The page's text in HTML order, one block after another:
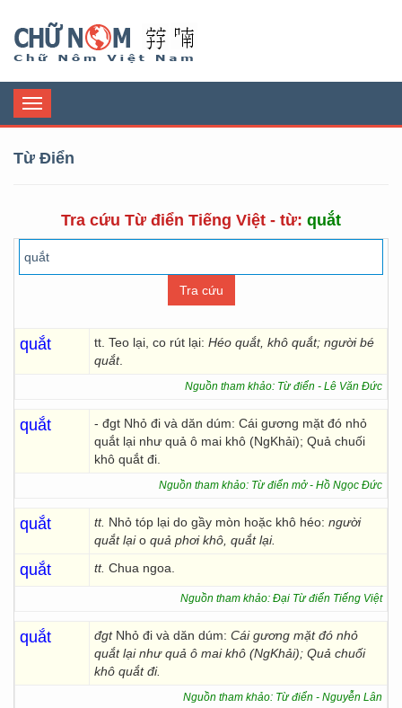
Toggle
navigation
Từ Điển
Tra cứu Từ điển Tiếng Việt - từ: quắt
quắt tt. Teo lại, co rút lại: Héo quắt, khô quắt; người bé
quắt.
Nguồn tham khảo: Từ điển - Lê Văn Đức
quắt
- đgt Nhỏ đi và dăn dúm: Cái gương mặt đó nhỏ
quắt lại như quả ô mai khô (NgKhải); Quả chuối
khô quắt đi.
Nguồn tham khảo: Từ điển mở - Hồ Ngọc Đức
quắt tt. Nhỏ tóp lại do gầy mòn hoặc khô héo: người
quắt lạio quả phơi khô, quắt lại.
quắt tt. Chua ngoa.
Nguồn tham khảo: Đại Từ điển Tiếng Việt
quắt đgt Nhỏ đi và dăn dúm: Cái gương mặt đó nhỏ
quắt lại như quả ô mai khô (NgKhải); Quả chuối
khô quắt đi.
Nguồn tham khảo: Từ điển - Nguyễn Lân